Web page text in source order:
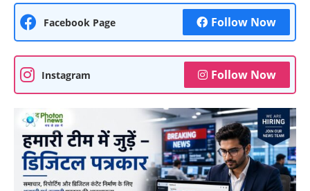
Facebook Page Follow Now
Instagram Follow Now